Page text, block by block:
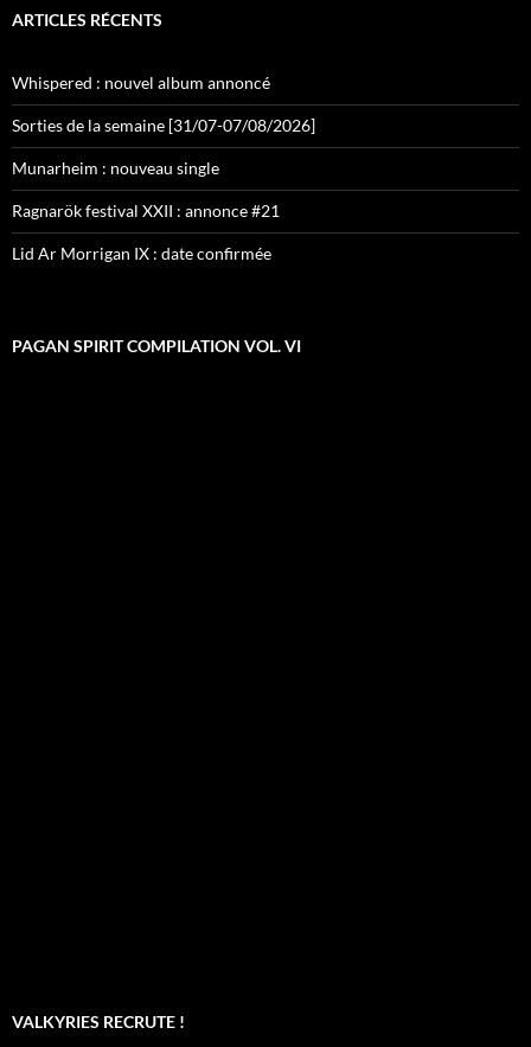
ARTICLES RÉCENTS
Whispered : nouvel album annoncé
Sorties de la semaine [31/07-07/08/2026]
Munarheim : nouveau single
Ragnarök festival XXII : annonce #21
Lid Ar Morrigan IX : date confirmée
PAGAN SPIRIT COMPILATION VOL. VI
VALKYRIES RECRUTE !